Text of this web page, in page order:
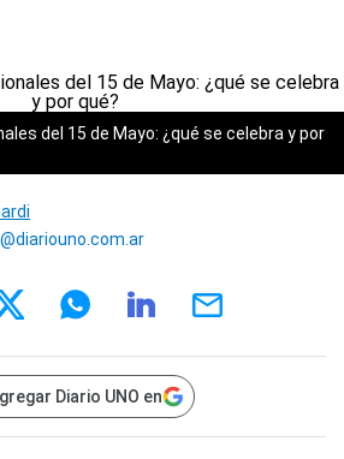
del 15 de Mayo: ¿qué se celebra y por
Diario UNO en